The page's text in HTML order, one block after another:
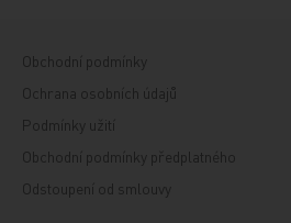
Obchodní podmínky
Ochrana osobních údajů
Podmínky užití
Obchodní podmínky předplatného
Odstoupení od smlouvy